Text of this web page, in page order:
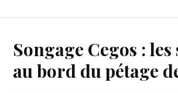
Songage Cegos :
au bord du pétage